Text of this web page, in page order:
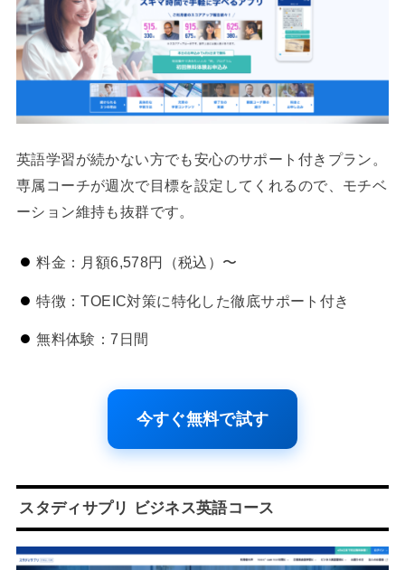
英語学習が続かない方でも安心のサポート付きプラン。
専属コーチが週次で目標を設定してくれるので、モチベ
ーション維持も抜群です。
料金：月額6,578円（税込）〜
特徴：TOEIC対策に特化した徹底サポート付き
無料体験：7日間
今すぐ無料で試す
スタディサプリ ビジネス英語コース